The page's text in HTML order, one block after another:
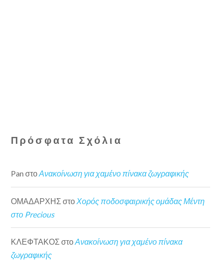
Πρόσφατα Σχόλια
Pan στοΑνακοίνωση για χαμένο πίνακα ζωγραφικής
ΟΜΑΔΑΡΧΗΣ στο Χορός ποδοσφαιρικής ομάδας Μέντη
στο Precious
ΚΛΕΦΤΑΚΟΣ στοΑνακοίνωση για χαμένο πίνακα
ζωγραφικής